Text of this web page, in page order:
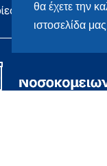
θα έχετε την
ιστοσελίδα